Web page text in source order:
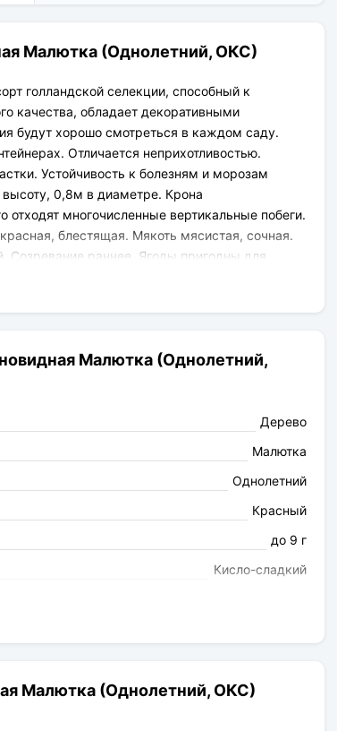
Малютка (Однолетний, ОКС)
голландской селекции, способный к
качества, обладает декоративными
будут хорошо смотреться в каждом саду.
Отличается неприхотливостью.
Устойчивость к болезням и морозам
0,8м в диаметре. Крона
многочисленные вертикальные побеги.
блестящая. Мякоть мясистая, сочная.
Созревание раннее. Ягоды пригодны для
Малютка (Однолетний,
Дерево
Малютка
Однолетний
Красный
до 9 г
Кисло-сладкий
Малютка (Однолетний, ОКС)